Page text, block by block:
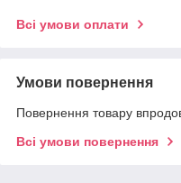
Всі умови оплати
Умови повернення
Повернення товару
Всі умови повернення